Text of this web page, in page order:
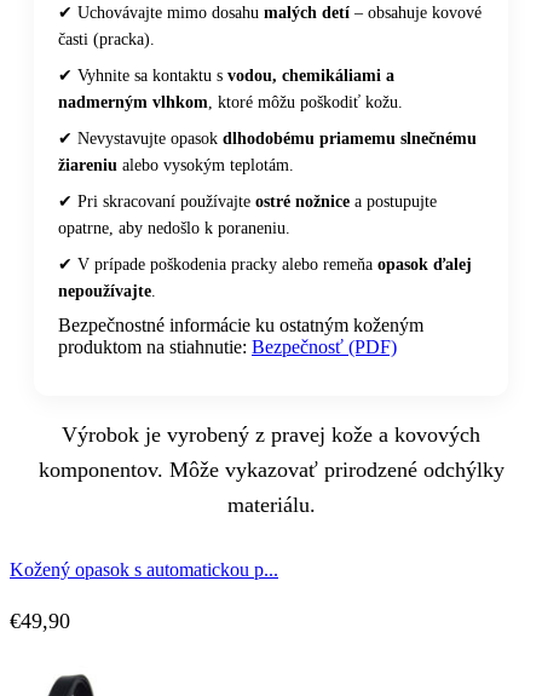
✔ Uchovávajte mimo dosahu malých detí – obsahuje kovové
časti (pracka).
✔ Vyhnite sa kontaktu s vodou, chemikáliami a
nadmerným vlhkom , ktoré môžu poškodiť kožu.
✔ Nevystavujte opasok dlhodobému priamemu slnečnému
žiareniu alebo vysokým teplotám.
✔ Pri skracovaní používajte ostré nožnice a postupujte
opatrne, aby nedošlo k poraneniu.
✔ V prípade poškodenia pracky alebo remeňa opasok ďalej
nepoužívajte
Bezpečnostné informácie ku ostatným koženým
produktom na stiahnutie: Bezpečnosť (PDF)
Výrobok je vyrobený z pravej kože a kovových
komponentov. Môže vykazovať prirodzené odchýlky
materiálu.
Kožený opasok s automatickou p...
€49,90